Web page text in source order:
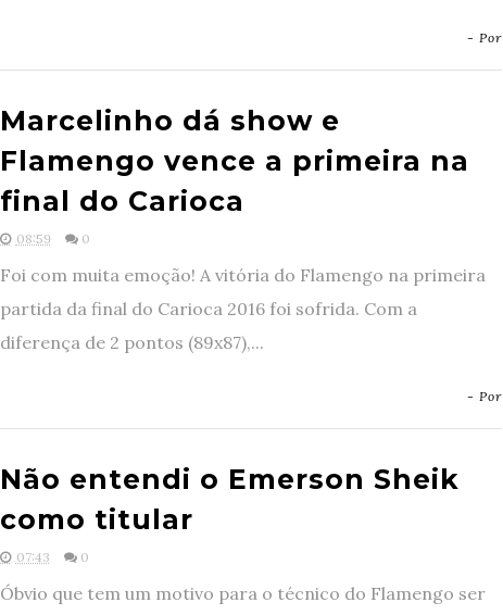
- Por
Marcelinho dá show e
Flamengo vence a primeira na
final do Carioca
08:59 0
Foi com muita emoção! A vitória do Flamengo na primeira
partida da final do Carioca 2016 foi sofrida. Com a
diferença de 2 pontos (89x87),...
- Por
Não entendi o Emerson Sheik
como titular
07:43 0
Óbvio que tem um motivo para o técnico do Flamengo ser